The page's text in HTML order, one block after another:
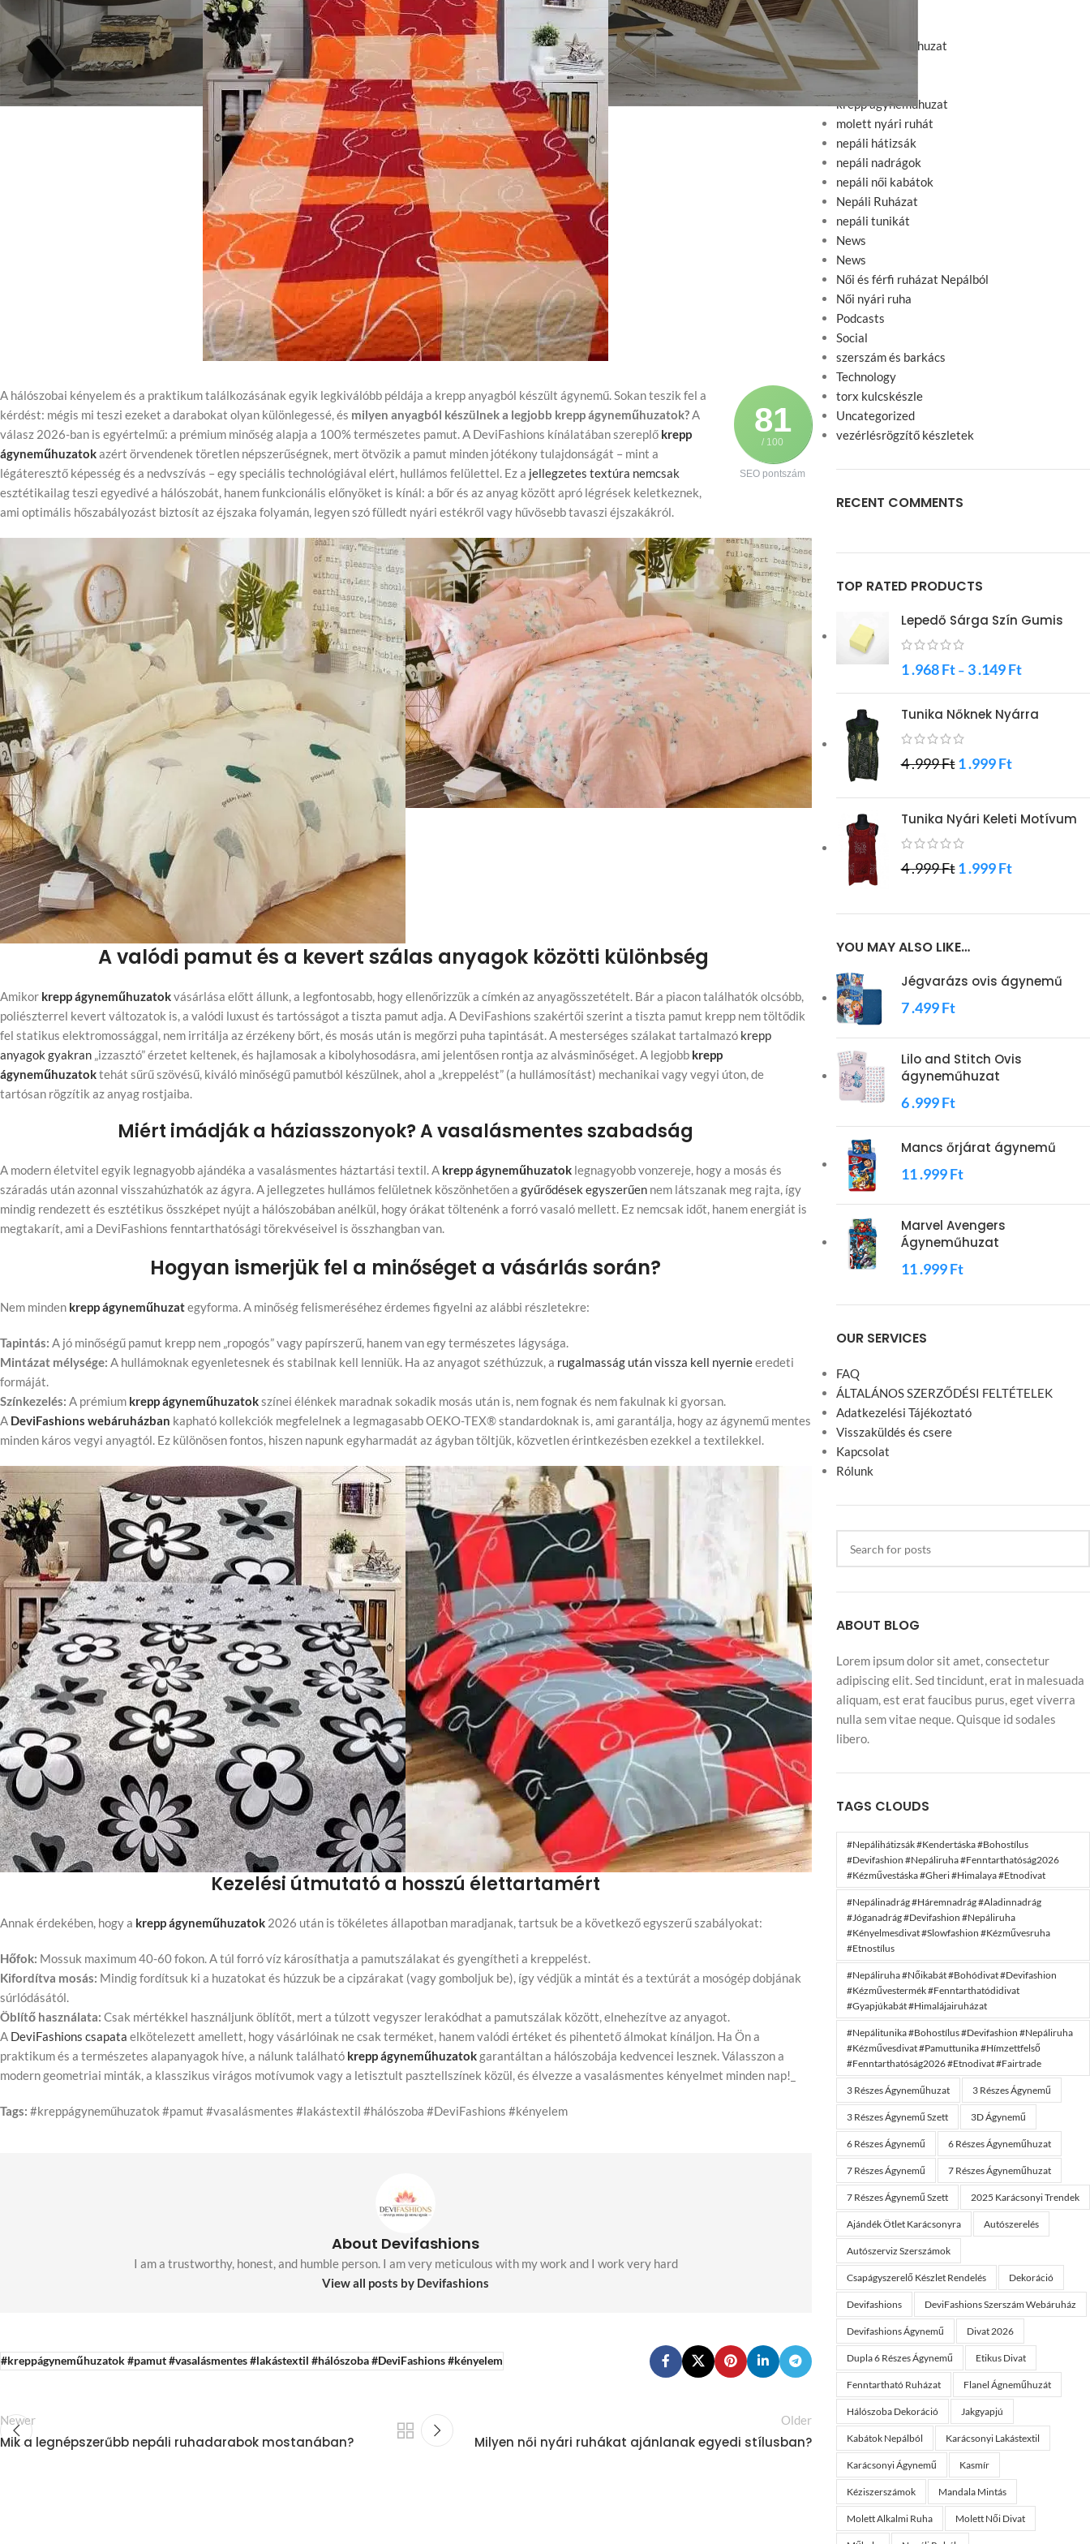
81
/ 100
SEO pontszám
A hálószobai kényelem és a praktikum találkozásának egyik legkiválóbb példája a krepp anyagból készült ágynemű. Sokan teszik fel a
kérdést: mégis mi teszi ezeket a darabokat olyan különlegessé, és milyen anyagból készülnek a legjobb krepp ágyneműhuzatok?A
válasz 2026-ban is egyértelmű: a prémium minőség alapja a 100% természetes pamut. A DeviFashions kínálatában szereplő krepp
ágyneműhuzatokazért örvendenek töretlen népszerűségnek, mert ötvözik a pamut minden jótékony tulajdonságát – mint a
légáteresztő képesség és a nedvszívás – egy speciális technológiával elért, hullámos felülettel. Ez a jellegzetes textúra nemcsak
esztétikailag teszi egyedivé a hálószobát, hanem funkcionális előnyöket is kínál: a bőr és az anyag között apró légrések keletkeznek,
ami optimális hőszabályozást biztosít az éjszaka folyamán, legyen szó fülledt nyári estékről vagy hűvösebb tavaszi éjszakákról.
A valódi pamut és a kevert szálas anyagok közötti különbség
Amikor krepp ágyneműhuzatokvásárlása előtt állunk, a legfontosabb, hogy ellenőrizzük a címkén az anyagösszetételt. Bár a piacon találhatók olcsóbb,
poliészterrel kevert változatok is, a valódi luxust és tartósságot a tiszta pamut adja. A DeviFashions szakértői szerint a tiszta pamut krepp nem töltődik
fel statikus elektromossággal, nem irritálja az érzékeny bőrt, és mosás után is megőrzi puha tapintását. A mesterséges szálakat tartalmazó krepp
anyagok gyakran „izzasztó” érzetet keltenek, és hajlamosak a kibolyhosodásra, ami jelentősen rontja az alvásminőséget. A legjobb krepp
ágyneműhuzatoktehát sűrű szövésű, kiváló minőségű pamutból készülnek, ahol a „kreppelést” (a hullámosítást) mechanikai vagy vegyi úton, de
tartósan rögzítik az anyag rostjaiba.
Miért imádják a háziasszonyok? A vasalásmentes szabadság
A modern életvitel egyik legnagyobb ajándéka a vasalásmentes háztartási textil. A krepp ágyneműhuzatok legnagyobb vonzereje, hogy a mosás és
száradás után azonnal visszahúzhatók az ágyra. A jellegzetes hullámos felületnek köszönhetően a gyűrődések egyszerűen nem látszanak meg rajta, így
mindig rendezett és esztétikus összképet nyújt a hálószobában anélkül, hogy órákat töltenénk a forró vasaló mellett. Ez nemcsak időt, hanem energiát is
megtakarít, ami a DeviFashions fenntarthatósági törekvéseivel is összhangban van.
Hogyan ismerjük fel a minőséget a vásárlás során?
Nem minden krepp ágyneműhuzategyforma. A minőség felismeréséhez érdemes figyelni az alábbi részletekre:
Tapintás: A jó minőségű pamut krepp nem „ropogós” vagy papírszerű, hanem van egy természetes lágysága.
Mintázat mélysége: A hullámoknak egyenletesnek és stabilnak kell lenniük. Ha az anyagot széthúzzuk, a rugalmasság után vissza kell nyernieeredeti
formáját.
Színkezelés: A prémium krepp ágyneműhuzatokszínei élénkek maradnak sokadik mosás után is, nem fognak és nem fakulnak ki gyorsan.
A DeviFashions webáruházban kapható kollekciók megfelelnek a legmagasabb OEKO-TEX® standardoknak is, ami garantálja, hogy az ágynemű mentes
minden káros vegyi anyagtól. Ez különösen fontos, hiszen napunk egyharmadát az ágyban töltjük, közvetlen érintkezésben ezekkel a textilekkel.
Kezelési útmutató a hosszú élettartamért
Annak érdekében, hogy a krepp ágyneműhuzatok 2026 után is tökéletes állapotban maradjanak, tartsuk be a következő egyszerű szabályokat:
Hőfok: Mossuk maximum 40-60 fokon. A túl forró víz károsíthatja a pamutszálakat és gyengítheti a kreppelést.
Kifordítva mosás: Mindig fordítsuk ki a huzatokat és húzzuk be a cipzárakat (vagy gomboljuk be), így védjük a mintát és a textúrát a mosógép dobjának
súrlódásától.
Öblítő használata: Csak mértékkel használjunk öblítőt, mert a túlzott vegyszer lerakódhat a pamutszálak között, elnehezítve az anyagot.
A DeviFashions csapata elkötelezett amellett, hogy vásárlóinak ne csak terméket, hanem valódi értéket és pihentető álmokat kínáljon. Ha Ön a
praktikum és a természetes alapanyagok híve, a nálunk található krepp ágyneműhuzatokgarantáltan a hálószobája kedvencei lesznek. Válasszon a
modern geometriai minták, a klasszikus virágos motívumok vagy a letisztult pasztellszínek közül, és élvezze a vasalásmentes kényelmet minden nap!_
Tags: #kreppágyneműhuzatok #pamut #vasalásmentes #lakástextil #hálószoba #DeviFashions #kényelem
About Devifashions
I am a trustworthy, honest, and humble person. I am very meticulous with my work and I work very hard
View all posts by Devifashions
#kreppágyneműhuzatok #pamut #vasalásmentes #lakástextil #hálószoba #DeviFashions #kényelem
Newer
Mik a legnépszerűbb nepáli ruhadarabok mostanában?
Older
Milyen női nyári ruhákat ajánlanak egyedi stílusban?
Decoration
Design
flanel ágyneműhuzat
gumis lepedő
Inspiration
krepp ágyneműhuzat
molett nyári ruhát
nepáli hátizsák
nepáli nadrágok
nepáli női kabátok
Nepáli Ruházat
nepáli tunikát
News
News
Női és férfi ruházat Nepálból
Női nyári ruha
Podcasts
Social
szerszám és barkács
Technology
torx kulcskészle
Uncategorized
vezérlésrögzítő készletek
RECENT COMMENTS
TOP RATED PRODUCTS
Lepedő Sárga Szín Gumis
1 .968Ft – 3 .149Ft
Tunika Nőknek Nyárra
4 .999Ft 1 .999Ft
Tunika Nyári Keleti Motívum
4 .999Ft 1 .999Ft
YOU MAY ALSO LIKE…
Jégvarázs ovis ágynemű
7 .499Ft
Lilo and Stitch Ovis
ágyneműhuzat
6 .999Ft
Mancs őrjárat ágynemű
11 .999Ft
Marvel Avengers
Ágyneműhuzat
11 .999Ft
OUR SERVICES
FAQ
ÁLTALÁNOS SZERZŐDÉSI FELTÉTELEK
Adatkezelési Tájékoztató
Visszaküldés és csere
Kapcsolat
Rólunk
ABOUT BLOG
Lorem ipsum dolor sit amet, consectetur
adipiscing elit. Sed tincidunt, erat in malesuada
aliquam, est erat faucibus purus, eget viverra
nulla sem vitae neque. Quisque id sodales
libero.
TAGS CLOUDS
#nepálihátizsák #kendertáska #bohostílus
#devifashion #nepáliruha #fenntarthatóság2026
#kézművestáska #gheri #himalaya #etnodivat
#nepálinadrág #háremnadrág #aladinnadrág
#jóganadrág #devifashion #nepáliruha
#kényelmesdivat #slowfashion #kézművesruha
#etnostílus
#nepáliruha #nőikabát #bohódivat #devifashion
#kézművestermék #fenntarthatódidivat
#gyapjúkabát #himalájairuházat
#nepálitunika #bohostílus #devifashion #nepáliruha
#kézművesdivat #pamuttunika #hímzettfelső
#fenntarthatóság2026 #etnodivat #fairtrade
3 Részes Ágyneműhuzat 3 Részes Ágynemű
3 Részes Ágynemű Szett 3D Ágynemű
6 Részes Ágynemű 6 Részes Ágyneműhuzat
7 Részes Ágynemű 7 Részes Ágyneműhuzat
7 Részes Ágynemű Szett 2025 Karácsonyi Trendek
Ajándék Ötlet Karácsonyra Autószerelés
Autószerviz Szerszámok
Csapágyszerelő Készlet Rendelés Dekoráció
Devifashions DeviFashions Szerszám Webáruház
Devifashions Ágynemű Divat 2026
Dupla 6 Részes Ágynemű Etikus Divat
Fenntartható Ruházat Flanel Ágneműhuzát
Hálószoba Dekoráció Jakgyapjú
Kabátok Nepálból Karácsonyi Lakástextil
Karácsonyi Ágynemű Kasmír
Kéziszerszámok Mandala Mintás
Molett Alkalmi Ruha Molett Női Divat